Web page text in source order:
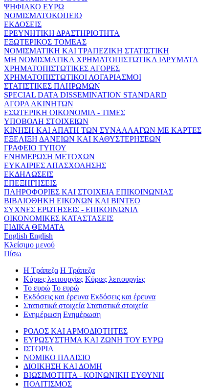
ΨΗΦΙΑΚΟ ΕΥΡΩ
ΝΟΜΙΣΜΑΤΟΚΟΠΕΙΟ
ΕΚΔΟΣΕΙΣ
ΕΡΕΥΝΗΤΙΚΗ ΔΡΑΣΤΗΡΙΟΤΗΤΑ
ΕΞΩΤΕΡΙΚΟΣ ΤΟΜΕΑΣ
ΝΟΜΙΣΜΑΤΙΚΗ ΚΑΙ ΤΡΑΠΕΖΙΚΗ ΣΤΑΤΙΣΤΙΚΗ
ΜΗ ΝΟΜΙΣΜΑΤΙΚΑ ΧΡΗΜΑΤΟΠΙΣΤΩΤΙΚΑ ΙΔΡΥΜΑΤΑ
ΧΡΗΜΑΤΟΠΙΣΤΩΤΙΚΕΣ ΑΓΟΡΕΣ
ΧΡΗΜΑΤΟΠΙΣΤΩΤΙΚΟΙ ΛΟΓΑΡΙΑΣΜΟΙ
ΣΤΑΤΙΣΤΙΚΕΣ ΠΛΗΡΩΜΩΝ
SPECIAL DATA DISSEMINATION STANDARD
ΑΓΟΡΑ ΑΚΙΝΗΤΩΝ
ΕΣΩΤΕΡΙΚΗ ΟΙΚΟΝΟΜΙΑ - ΤΙΜΕΣ
ΥΠΟΒΟΛΗ ΣΤΟΙΧΕΙΩΝ
ΚΙΝΗΣΗ ΚΑΙ ΑΠΑΤΗ ΤΩΝ ΣΥΝΑΛΛΑΓΩΝ ΜΕ ΚΑΡΤΕΣ
ΕΞΕΛΙΞΗ ΔΑΝΕΙΩΝ ΚΑΙ ΚΑΘΥΣΤΕΡΗΣΕΩΝ
ΓΡΑΦΕΙΟ ΤΥΠΟΥ
ΕΝΗΜΕΡΩΣΗ ΜΕΤΟΧΩΝ
ΕΥΚΑΙΡΙΕΣ ΑΠΑΣΧΟΛΗΣΗΣ
ΕΚΔΗΛΩΣΕΙΣ
ΕΠΕΞΗΓΗΣΕΙΣ
ΠΛΗΡΟΦΟΡΙΕΣ ΚΑΙ ΣΤΟΙΧΕΙΑ ΕΠΙΚΟΙΝΩΝΙΑΣ
ΒΙΒΛΙΟΘΗΚΗ ΕΙΚΟΝΩΝ ΚΑΙ ΒΙΝΤΕΟ
ΣΥΧΝΕΣ ΕΡΩΤΗΣΕΙΣ - ΕΠΙΚΟΙΝΩΝΙΑ
ΟΙΚΟΝΟΜΙΚΕΣ ΚΑΤΑΣΤΑΣΕΙΣ
ΕΙΔΙΚΑ ΘΕΜΑΤΑ
English English
Κλείσιμο μενού
Πίσω
Η Τράπεζα Η Τράπεζα
Κύριες λειτουργίες Κύριες λειτουργίες
Το ευρώ Το ευρώ
Εκδόσεις και έρευνα Εκδόσεις και έρευνα
Στατιστικά στοιχεία Στατιστικά στοιχεία
Ενημέρωση Ενημέρωση
ΡΟΛΟΣ ΚΑΙ ΑΡΜΟΔΙΟΤΗΤΕΣ
ΕΥΡΩΣΥΣΤΗΜΑ ΚΑΙ ΖΩΝΗ ΤΟΥ ΕΥΡΩ
ΙΣΤΟΡΙΑ
ΝΟΜΙΚΟ ΠΛΑΙΣΙΟ
ΔΙΟΙΚΗΣΗ ΚΑΙ ΔΟΜΗ
ΒΙΩΣΙΜΟΤΗΤΑ - ΚΟΙΝΩΝΙΚΗ ΕΥΘΥΝΗ
ΠΟΛΙΤΙΣΜΟΣ